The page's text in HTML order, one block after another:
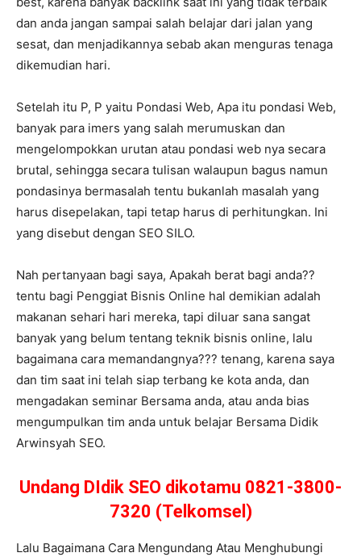
dan anda jangan sampai salah belajar dari jalan yang
sesat, dan menjadikannya sebab akan menguras tenaga
dikemudian hari.
Setelah itu P, P yaitu Pondasi Web, Apa itu pondasi Web,
banyak para imers yang salah merumuskan dan
mengelompokkan urutan atau pondasi web nya secara
brutal, sehingga secara tulisan walaupun bagus namun
pondasinya bermasalah tentu bukanlah masalah yang
harus disepelakan, tapi tetap harus di perhitungkan. Ini
yang disebut dengan SEO SILO.
Nah pertanyaan bagi saya, Apakah berat bagi anda??
tentu bagi Penggiat Bisnis Online hal demikian adalah
makanan sehari hari mereka, tapi diluar sana sangat
banyak yang belum tentang teknik bisnis online, lalu
bagaimana cara memandangnya??? tenang, karena saya
dan tim saat ini telah siap terbang ke kota anda, dan
mengadakan seminar Bersama anda, atau anda bias
mengumpulkan tim anda untuk belajar Bersama Didik
Arwinsyah SEO.
Undang DIdik SEO dikotamu 0821-3800-
7320 (Telkomsel)
Lalu Bagaimana Cara Mengundang Atau Menghubungi